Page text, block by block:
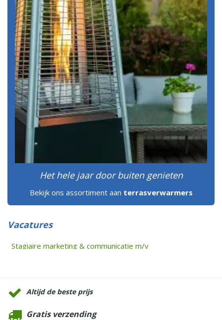
Het hele jaar door buiten genieten
Bekijk ons assortiment aan terrasverwarmers
Vacatures
Stagiaire marketing & communicatie m/v
Altijd de beste prijs
Gratis verzending